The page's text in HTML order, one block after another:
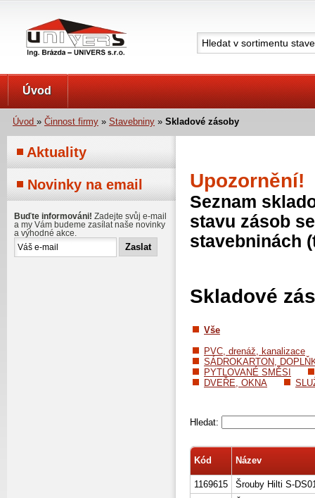
Úvod
Úvod » Činnost firmy » Stavebniny » Skladové zásoby
Upozornění!
Seznam
stavu zásob
stavebninách
Skladové
Vše
PVC, drenáž, kanalizace
SÁDROKARTON,
PYTLOVANÉ SMĚSI
DVEŘE, OKNA
Hledat:
Kód Název
1169615
Šrouby Hilti S-
Aktuality
Novinky na email
Buďte informováni! Zadejte svůj e-mail
a my Vám budeme zasílat naše novinky
a výhodné akce.